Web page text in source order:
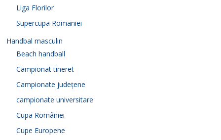
Liga Florilor
Supercupa Romaniei
Handbal masculin
Beach handball
Campionat tineret
Campionate județene
campionate universitare
Cupa României
Cupe Europene